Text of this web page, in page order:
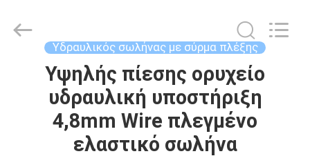
ΣΠΊΤΙ
ΠΡΟΪΌΝΤΑ
Υδραυλικός σωλήνας με σύρμα πλέξης
Υψηλής πίεσης ορυχείο
υδραυλική υποστήριξη
4,8mm Wire πλεγμένο
ελαστικό σωλήνα